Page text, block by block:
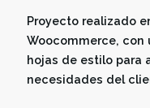
Proyecto realizado
Woocommerce, con
hojas de estilo para
necesidades del